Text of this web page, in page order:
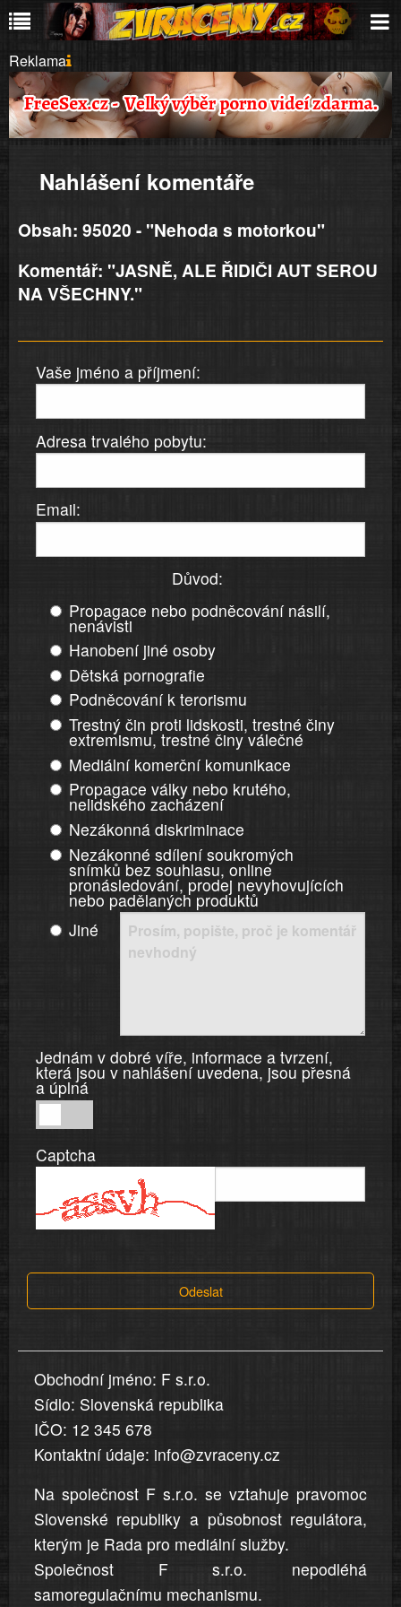
Reklama
Nahlášení komentáře
Obsah: 95020 - "Nehoda s motorkou"
Komentář: "JASNĚ, ALE ŘIDIČI AUT SEROU
NA VŠECHNY."
Vaše jméno a příjmení:
Adresa trvalého pobytu:
Email:
Důvod:
Propagace nebo podněcování násilí,
nenávisti
Hanobení jiné osoby
Dětská pornografie
Podněcování k terorismu
Trestný čin proti lidskosti, trestné činy
extremismu, trestné činy válečné
Mediální komerční komunikace
Propagace války nebo krutého,
nelidského zacházení
Nezákonná diskriminace
Nezákonné sdílení soukromých
snímků bez souhlasu, online
pronásledování, prodej nevyhovujících
nebo padělaných produktů
Jiné
Jednám v dobré víře, informace a tvrzení,
která jsou v nahlášení uvedena, jsou přesná
a úplná
v
dobré
informace
v
uvedena,
jsou
přesná
a
úplná
Captcha
Odeslat
Obchodní jméno: F s.r.o.
Sídlo: Slovenská republika
IČO: 12 345 678
Kontaktní údaje: info@zvraceny.cz
Na společnost F s.r.o. se vztahuje pravomoc
Slovenské republiky a působnost regulátora,
kterým je Rada pro mediální služby.
Společnost F s.r.o. nepodléhá
samoregulačnímu mechanismu.